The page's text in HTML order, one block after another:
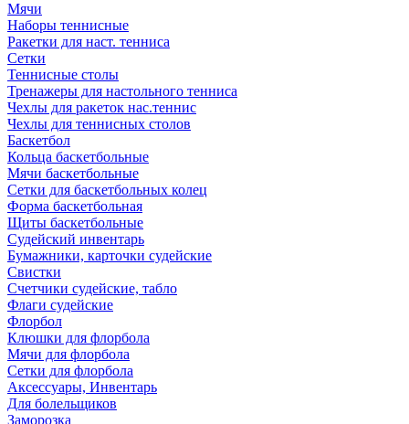
Мячи
Наборы теннисные
Ракетки для наст. тенниса
Сетки
Теннисные столы
Тренажеры для настольного тенниса
Чехлы для ракеток нас.теннис
Чехлы для теннисных столов
Баскетбол
Кольца баскетбольные
Мячи баскетбольные
Сетки для баскетбольных колец
Форма баскетбольная
Щиты баскетбольные
Судейский инвентарь
Бумажники, карточки судейские
Свистки
Счетчики судейские, табло
Флаги судейские
Флорбол
Клюшки для флорбола
Мячи для флорбола
Сетки для флорбола
Аксессуары, Инвентарь
Для болельщиков
Заморозка